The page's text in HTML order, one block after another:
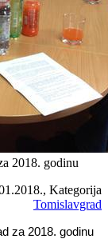
2018. godinu
Kategorija
Tomislavgrad
za 2018. godinu